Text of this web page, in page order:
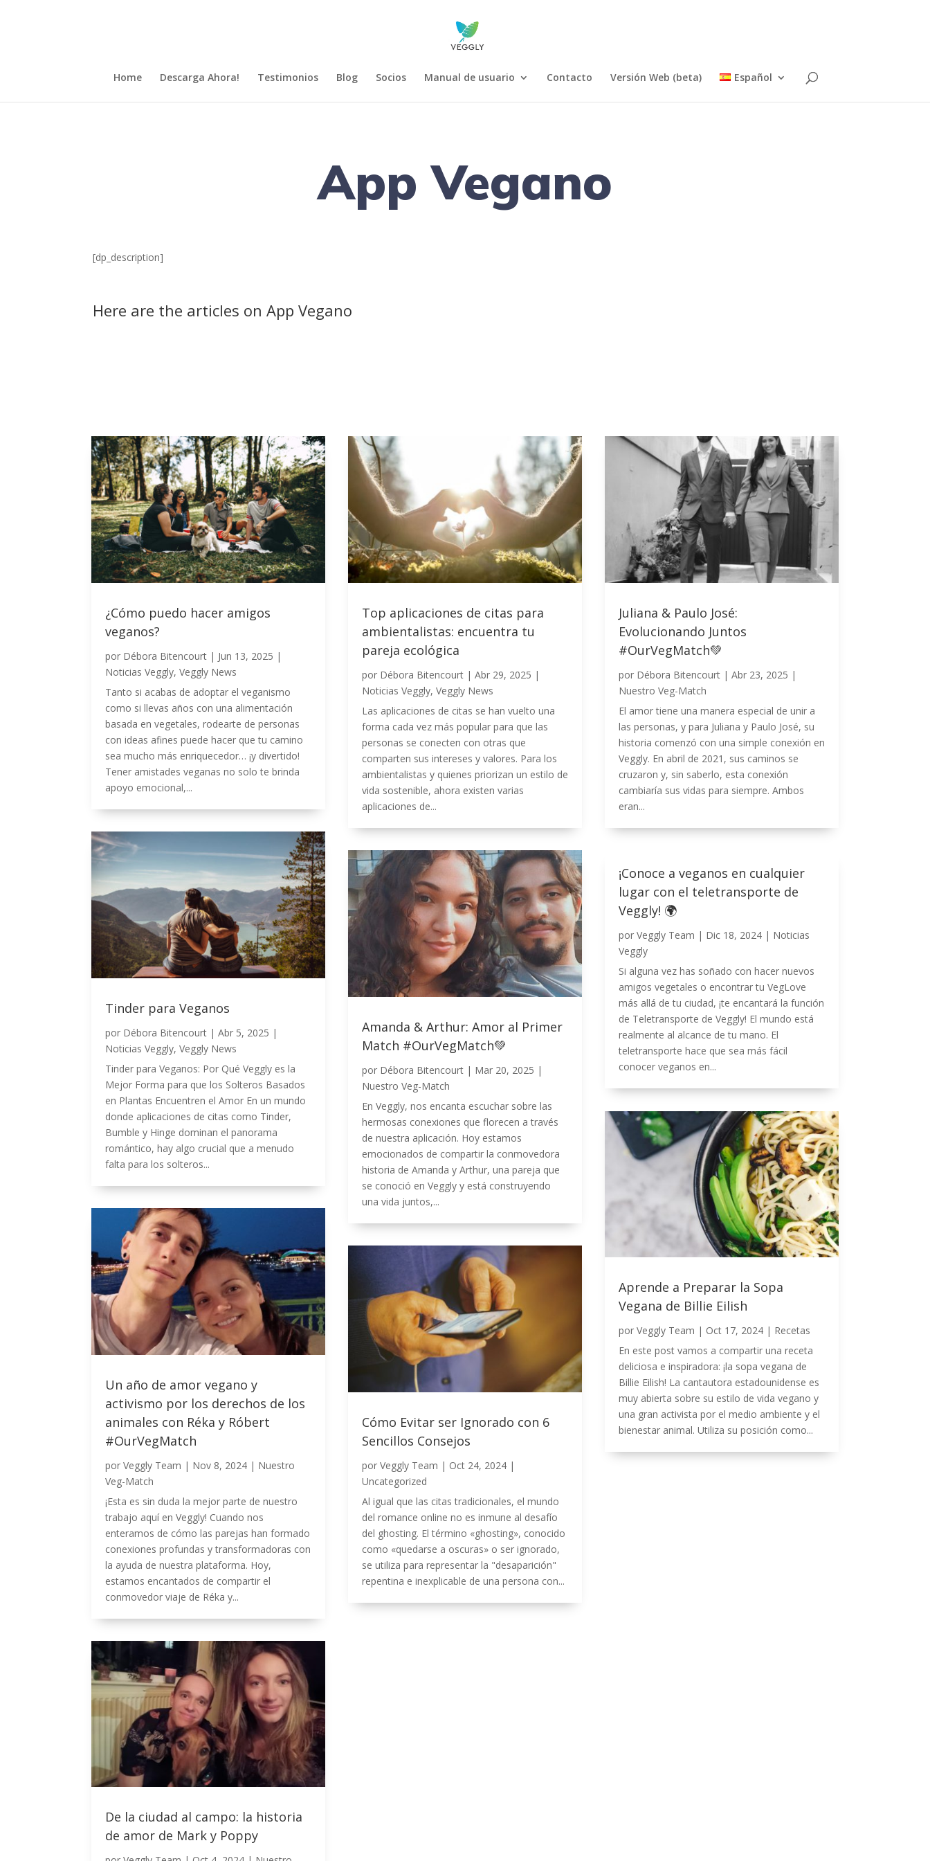
Home Descarga Ahora! Testimonios Blog Socios Manual de usuario Contacto Versión Web (beta) Español
App Vegano
[dp_description]
Here are the articles on App Vegano
¿Cómo puedo hacer amigos
veganos?
por Débora Bitencourt | Jun 13, 2025 |
Noticias Veggly, Veggly News
Tanto si acabas de adoptar el veganismo
como si llevas años con una alimentación
basada en vegetales, rodearte de personas
con ideas afines puede hacer que tu camino
sea mucho más enriquecedor… ¡y divertido!
Tener amistades veganas no solo te brinda
apoyo emocional,...
Tinder para Veganos
por Débora Bitencourt | Abr 5, 2025 |
Noticias Veggly, Veggly News
Tinder para Veganos: Por Qué Veggly es la
Mejor Forma para que los Solteros Basados
en Plantas Encuentren el Amor En un mundo
donde aplicaciones de citas como Tinder,
Bumble y Hinge dominan el panorama
romántico, hay algo crucial que a menudo
falta para los solteros...
Un año de amor vegano y
activismo por los derechos de los
animales con Réka y Róbert
#OurVegMatch
por Veggly Team | Nov 8, 2024 | Nuestro
Veg-Match
¡Esta es sin duda la mejor parte de nuestro
trabajo aquí en Veggly! Cuando nos
enteramos de cómo las parejas han formado
conexiones profundas y transformadoras con
la ayuda de nuestra plataforma. Hoy,
estamos encantados de compartir el
conmovedor viaje de Réka y...
De la ciudad al campo: la historia
de amor de Mark y Poppy
Top aplicaciones de citas para
ambientalistas: encuentra tu
pareja ecológica
por Débora Bitencourt| Abr 29, 2025 |
Noticias Veggly, Veggly News
Las aplicaciones de citas se han vuelto una
forma cada vez más popular para que las
personas se conecten con otras que
comparten sus intereses y valores. Para los
ambientalistas y quienes priorizan un estilo de
vida sostenible, ahora existen varias
aplicaciones de...
Amanda & Arthur: Amor al Primer
Match #OurVegMatch💚
por Débora Bitencourt| Mar 20, 2025 |
Nuestro Veg-Match
En Veggly, nos encanta escuchar sobre las
hermosas conexiones que florecen a través
de nuestra aplicación. Hoy estamos
emocionados de compartir la conmovedora
historia de Amanda y Arthur, una pareja que
se conoció en Veggly y está construyendo
una vida juntos,...
Cómo Evitar ser Ignorado con 6
Sencillos Consejos
por Veggly Team | Oct 24, 2024|
Uncategorized
Al igual que las citas tradicionales, el mundo
del romance online no es inmune al desafío
del ghosting. El término «ghosting», conocido
como «quedarse a oscuras» o ser ignorado,
se utiliza para representar la "desaparición"
repentina e inexplicable de una persona con...
Juliana & Paulo José:
Evolucionando Juntos
#OurVegMatch💚
por Débora Bitencourt| Abr 23, 2025 |
Nuestro Veg-Match
El amor tiene una manera especial de unir a
las personas, y para Juliana y Paulo José, su
historia comenzó con una simple conexión en
Veggly. En abril de 2021, sus caminos se
cruzaron y, sin saberlo, esta conexión
cambiaría sus vidas para siempre. Ambos
eran...
¡Conoce a veganos en cualquier
lugar con el teletransporte de
Veggly! 🌍
por Veggly Team | Dic 18, 2024| Noticias
Veggly
Si alguna vez has soñado con hacer nuevos
amigos vegetales o encontrar tu VegLove
más allá de tu ciudad, ¡te encantará la función
de Teletransporte de Veggly! El mundo está
realmente al alcance de tu mano. El
teletransporte hace que sea más fácil
conocer veganos en...
Aprende a Preparar la Sopa
Vegana de Billie Eilish
por Veggly Team | Oct 17, 2024| Recetas
En este post vamos a compartir una receta
deliciosa e inspiradora: ¡la sopa vegana de
Billie Eilish! La cantautora estadounidense es
muy abierta sobre su estilo de vida vegano y
una gran activista por el medio ambiente y el
bienestar animal. Utiliza su posición como...